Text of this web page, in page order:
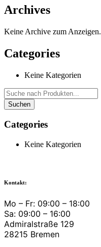
Archives
Keine Archive zum Anzeigen.
Categories
Keine Kategorien
Categories
Keine Kategorien
Kontakt:
Mo – Fr: 09:00 – 18:00
Sa: 09:00 – 16:00
Admiralstraße 129
28215 Bremen